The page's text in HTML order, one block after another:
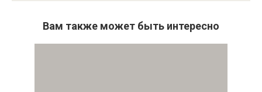
Вам также может быть интересно